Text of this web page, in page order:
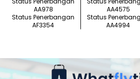
AA978
AA4575
Status Penerbangan
AF3354
Status
AA4994